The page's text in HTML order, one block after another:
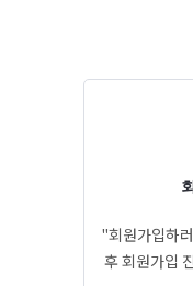
"회원가입하
후 회원가입